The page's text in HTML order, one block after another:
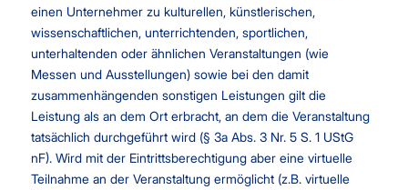
einen Unternehmer zu kulturellen, künstlerischen,
wissenschaftlichen, unterrichtenden, sportlichen,
unterhaltenden oder ähnlichen Veranstaltungen (wie
Messen und Ausstellungen) sowie bei den damit
zusammenhängenden sonstigen Leistungen gilt die
Leistung als an dem Ort erbracht, an dem die Veranstaltung
tatsächlich durchgeführt wird (§ 3a Abs. 3 Nr. 5 S. 1 UStG
nF). Wird mit der Eintrittsberechtigung aber eine virtuelle
Teilnahme an der Veranstaltung ermöglicht (z.B. virtuelle